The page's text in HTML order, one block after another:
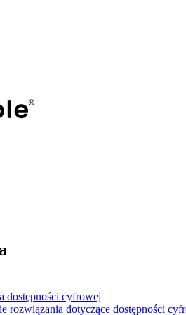
dostępności cyfrowej
rozwiązania dotyczące dostępności